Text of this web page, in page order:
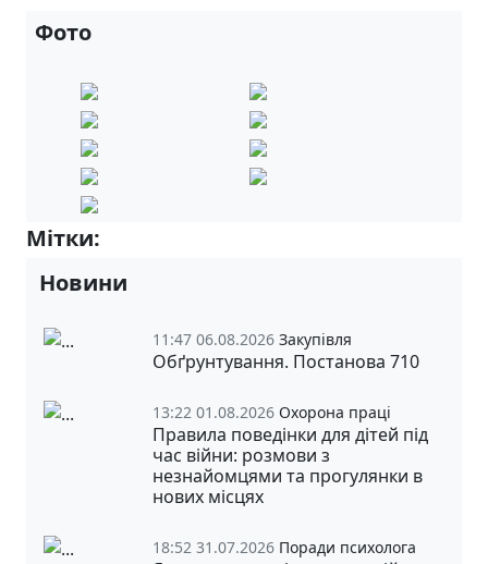
Фото
Мітки:
Новини
11:47 06.08.2026 Закупівля
Обґрунтування. Постанова 710
13:22 01.08.2026 Охорона праці
Правила поведінки для дітей під
час війни: розмови з
незнайомцями та прогулянки в
нових місцях
18:52 31.07.2026 Поради психолога